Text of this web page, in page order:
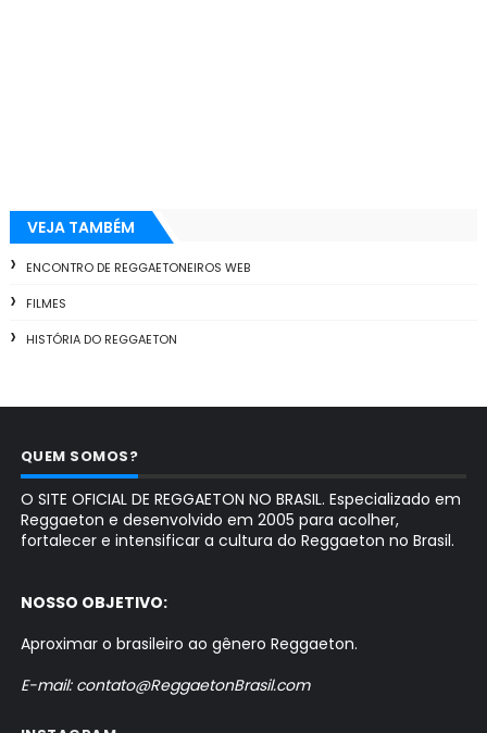
VEJA TAMBÉM
ENCONTRO DE REGGAETONEIROS WEB
FILMES
HISTÓRIA DO REGGAETON
QUEM SOMOS?
O SITE OFICIAL DE REGGAETON NO BRASIL. Especializado em
Reggaeton e desenvolvido em 2005 para acolher,
fortalecer e intensificar a cultura do Reggaeton no Brasil.
NOSSO OBJETIVO:
Aproximar o brasileiro ao gênero Reggaeton.
E-mail: contato@ReggaetonBrasil.com